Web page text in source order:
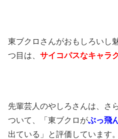
東ブクロさんがおもしろいし
つ目は、 サイコパスなキャラ
先輩芸人のやしろさんは、さ
ついて、「東ブクロがぶっ飛
出ている」と評価しています。